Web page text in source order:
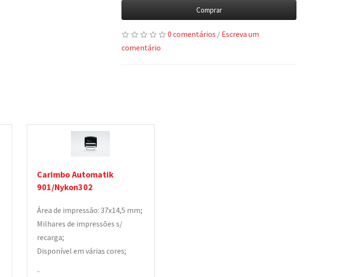
Comprar
0 comentários / Escreva um
comentário
Carimbo Automatik
901/Nykon302
Área de impressão: 37x14,5 mm;
Milhares de impressões s/
recarga;
Disponível em várias cores;
..